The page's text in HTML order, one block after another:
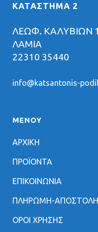
ΚΑΤΑΣΤΗΜΑ 2
ΛΕΩΦ. ΚΑΛΥΒΙΩΝ
ΛΑΜΙΑ
22310 35440
info@katsantonis-
ΜΕΝΟΥ
ΑΡΧΙΚΗ
ΠΡΟΪΟΝΤΑ
ΕΠΙΚΟΙΝΩΝΙΑ
ΠΛΗΡΩΜΗ-ΑΠΟΣΤΟΛΗ
ΟΡΟΙ ΧΡΗΣΗΣ